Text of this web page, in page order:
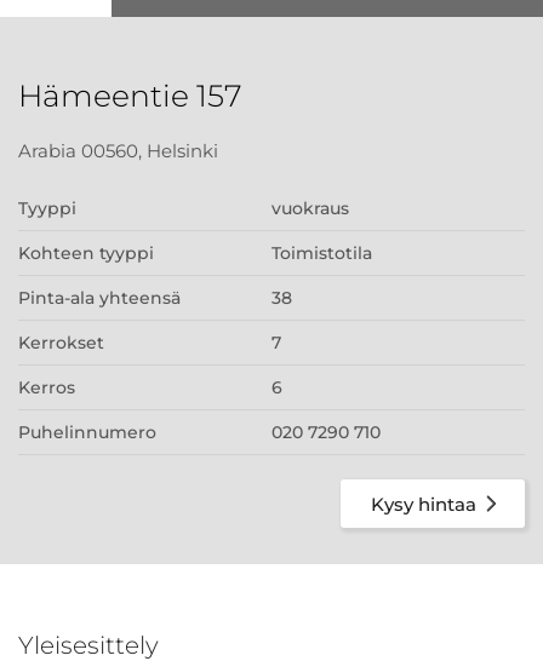
Hämeentie 157
Arabia 00560, Helsinki
Tyyppi vuokraus
Kohteen tyyppi Toimistotila
Pinta-ala yhteensä 38
Kerrokset 7
Kerros 6
Puhelinnumero 020 7290 710
Kysy hintaa
Yleisesittely